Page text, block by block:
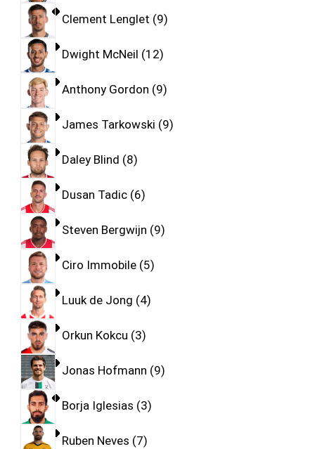
Clement Lenglet 9
Dwight McNeil 12
Anthony Gordon 9
James Tarkowski 9
Daley Blind 8
Dusan Tadic 6
Steven Bergwijn 9
Ciro Immobile 5
Luuk de Jong 4
Orkun Kokcu 3
Jonas Hofmann 9
Borja Iglesias 3
Ruben Neves 7